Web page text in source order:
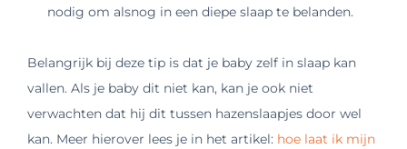
nodig om alsnog in een diepe slaap te belanden.
Belangrijk bij deze tip is dat je baby zelf in slaap kan
vallen. Als je baby dit niet kan, kan je ook niet
verwachten dat hij dit tussen hazenslaapjes door wel
kan. Meer hierover lees je in het artikel: hoe laat ik mijn